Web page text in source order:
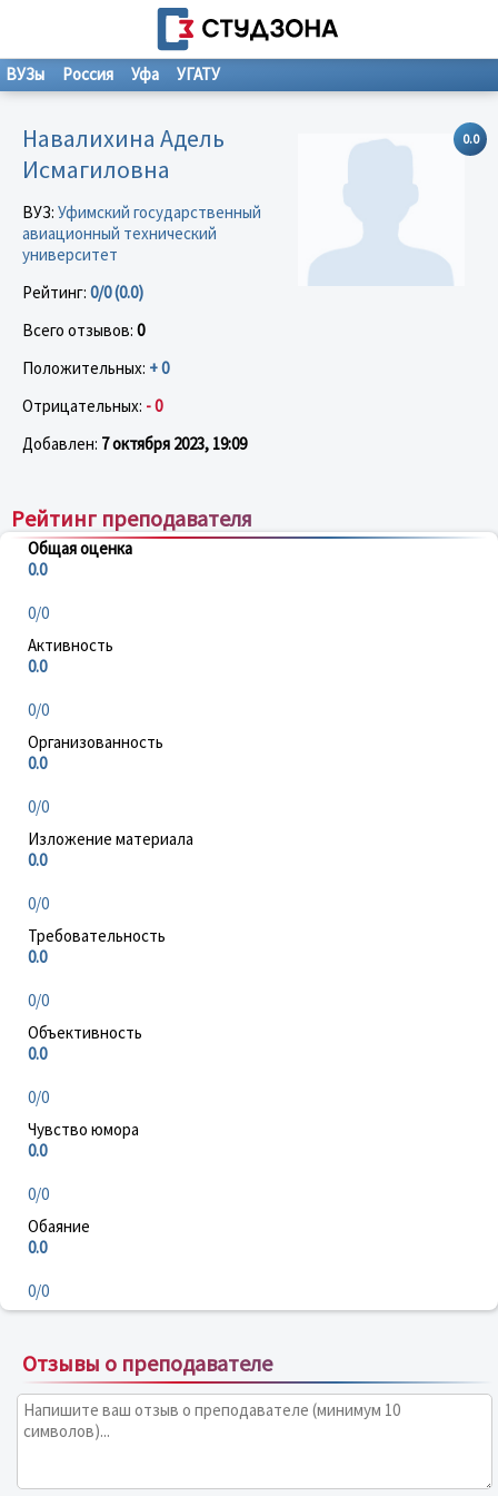
ВУЗы Россия Уфа УГАТУ
0.0
Навалихина Адель
Исмагиловна
ВУЗ: Уфимский государственный
авиационный технический
университет
Рейтинг: 0/0 (0.0)
Всего отзывов: 0
Положительных: + 0
Отрицательных: - 0
Добавлен: 7 октября 2023, 19:09
Рейтинг преподавателя
Общая оценка
0.0
0/0
Активность
0.0
0/0
Организованность
0.0
0/0
Изложение материала
0.0
0/0
Требовательность
0.0
0/0
Объективность
0.0
0/0
Чувство юмора
0.0
0/0
Обаяние
0.0
0/0
Отзывы о преподавателе